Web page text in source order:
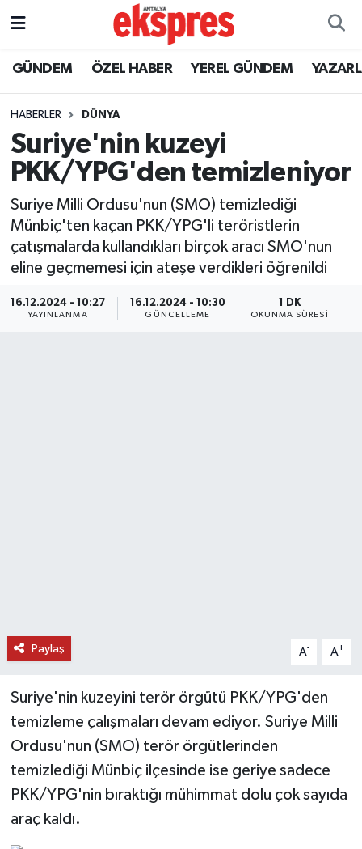
GÜNDEM ÖZEL HABER YEREL GÜNDEM
HABERLER DÜNYA
Suriye'nin kuzeyi
PKK/YPG'den temizleniyor
Suriye Milli Ordusu'nun (SMO) temizlediği
Münbiç'ten kaçan PKK/YPG'li teröristlerin
çatışmalarda kullandıkları birçok aracı SMO'nun
eline geçmemesi için ateşe verdikleri öğrenildi
16.12.2024 - 10:27
YAYINLANMA
16.12.2024 - 10:30
GÜNCELLEME
1 DK
OKUNMA SÜRESI
Paylaş A- A+
Suriye'nin kuzeyini terör örgütü PKK/YPG'den
temizleme çalışmaları devam ediyor. Suriye Milli
Ordusu'nun (SMO) terör örgütlerinden
temizlediği Münbiç ilçesinde ise geriye sadece
PKK/YPG'nin bıraktığı mühimmat dolu çok sayıda
araç kaldı.
ÖZEL HABER
YEREL GÜNDEM
EKONOMİ
KÜLTÜR - SANAT
SPOR
SİYASET
RESMİ İLAN
Nöbetçi Eczaneler
Trafik Durumu
Süper Lig Puan Durumu ve Fikstür
Tüm Manşetler
Son Dakika Haberleri
Haber Arşivi